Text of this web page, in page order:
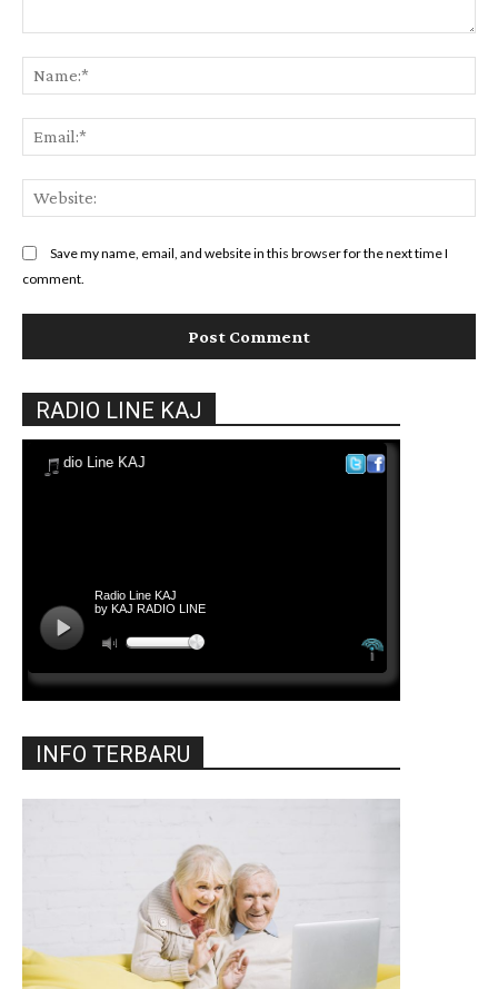
Save my name, email, and website in this browser for the next time I
comment.
RADIO LINE KAJ
INFO TERBARU